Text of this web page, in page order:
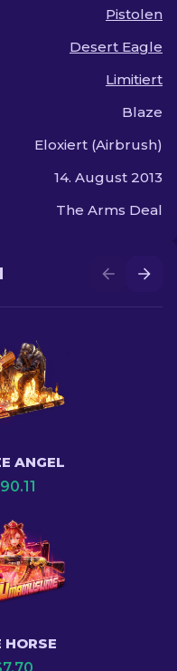
Pistolen
Desert Eagle
Limitiert
Blaze
Eloxiert (Airbrush)
14. August 2013
The Arms Deal
ANGEL
90.11
HORSE